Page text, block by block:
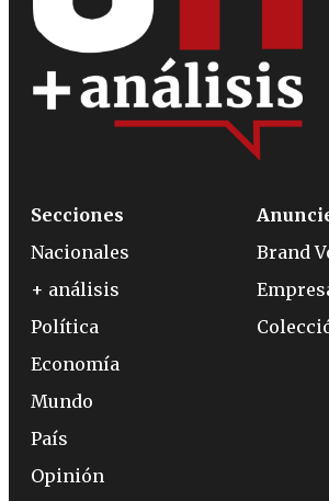
Secciones
Nacionales
+ análisis
Política
Economía
Mundo
País
Opinión
Brand